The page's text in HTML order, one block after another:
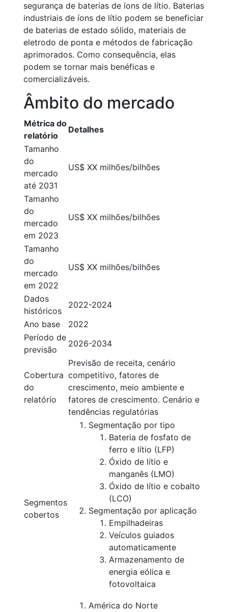
segurança de baterias de íons de lítio. Baterias
industriais de íons de lítio podem se beneficiar
de baterias de estado sólido, materiais de
eletrodo de ponta e métodos de fabricação
aprimorados. Como consequência, elas
podem se tornar mais benéficas e
comercializáveis.
Âmbito do mercado
Métrica do
relatório
Detalhes
Tamanho
do
mercado
até 2031
US$ XX milhões/bilhões
Tamanho
do
mercado
em 2023
US$ XX milhões/bilhões
Tamanho
do
mercado
em 2022
US$ XX milhões/bilhões
Dados
históricos
2022-2024
Ano base
2022
Período de
previsão
2026-2034
Cobertura
do
relatório
Previsão de receita, cenário
competitivo, fatores de
crescimento, meio ambiente e
fatores de crescimento. Cenário e
tendências regulatórias
Segmentos
cobertos
Segmentação por tipo
Bateria de fosfato de
ferro e lítio (LFP)
Óxido de lítio e
manganês (LMO)
Óxido de lítio e cobalto
(LCO)
Segmentação por aplicação
Empilhadeiras
Veículos guiados
automaticamente
Armazenamento de
energia eólica e
fotovoltaica
América do Norte